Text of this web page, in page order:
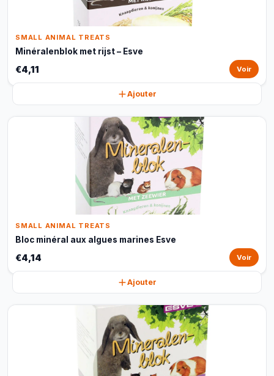
SMALL ANIMAL TREATS
Minéralenblok met rijst – Esve
€4,11 Voir
Ajouter
SMALL ANIMAL TREATS
Bloc minéral aux algues marines Esve
€4,14 Voir
Ajouter